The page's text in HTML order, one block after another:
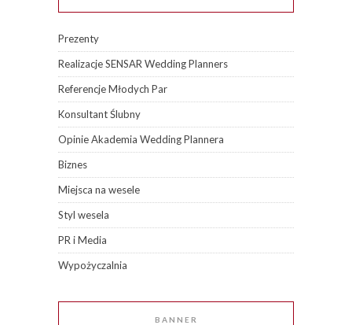
Prezenty
Realizacje SENSAR Wedding Planners
Referencje Młodych Par
Konsultant Ślubny
Opinie Akademia Wedding Plannera
Biznes
Miejsca na wesele
Styl wesela
PR i Media
Wypożyczalnia
BANNER